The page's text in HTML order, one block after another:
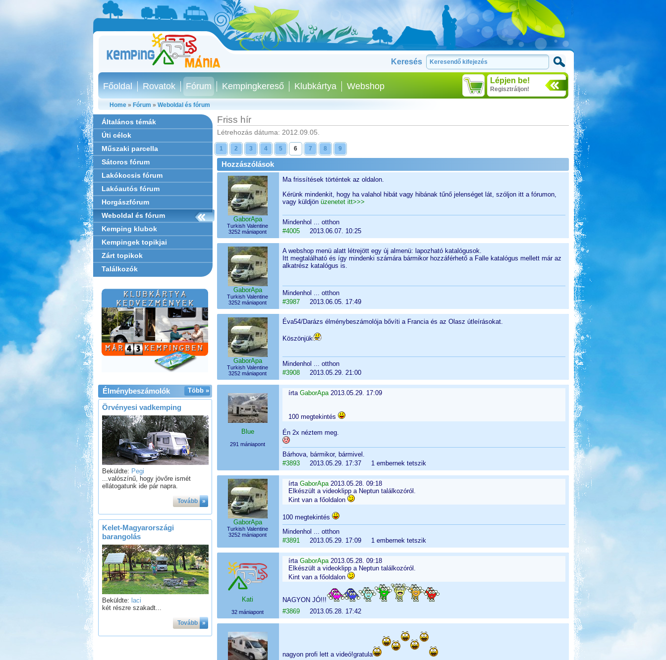
Keresés
Lépjen be!
Regisztráljon!
Főoldal Rovatok Fórum Kempingkereső Klubkártya Webshop
Home» Fórum » Weboldal és fórum
Általános témák
Úti célok
Műszaki parcella
Sátoros fórum
Lakókocsis fórum
Lakóautós fórum
Horgászfórum
Weboldal és fórum
Kemping klubok
Kempingek topikjai
Zárt topikok
Találkozók
Több »
Élménybeszámolók
Örvényesi vadkemping
Beküldte: Pegi
...valószínű, hogy jövőre ismét
ellátogatunk ide pár napra.
Tovább »
Kelet-Magyarországi
barangolás
Beküldte: laci
két részre szakadt...
Tovább »
Friss hír
Létrehozás dátuma: 2012.09.05.
1 2 3 4 5 6 7 8 9
Hozzászólások
GaborApa
Turkish Valentine
3252 mániapont
Ma frissítések történtek az oldalon.
Kérünk mindenkit, hogy ha valahol hibát vagy hibának tűnő jelenséget lát, szóljon itt a fórumon,
vagy küldjön üzenetet itt>>>
Mindenhol ... otthon
#40052013.06.07. 10:25
GaborApa
Turkish Valentine
3252 mániapont
A webshop menü alatt létrejött egy új almenü: lapozható katalógusok.
Itt megtalálható és így mindenki számára bármikor hozzáférhető a Falle katalógus mellett már az
alkatrész katalógus is.
Mindenhol ... otthon
#39872013.06.05. 17:49
GaborApa
Turkish Valentine
3252 mániapont
Éva54/Darázs élménybeszámolója bővíti a Francia és az Olasz útleírásokat.
Köszönjük
Mindenhol ... otthon
#39082013.05.29. 21:00
Blue
291 mániapont
írta GaborApa2013.05.29. 17:09
100 megtekintés
Én 2x néztem meg.
Bárhova, bármikor, bármivel.
#38932013.05.29. 17:37 1 embernek tetszik
GaborApa
Turkish Valentine
3252 mániapont
írta GaborApa2013.05.28. 09:18
Elkészült a videoklipp a Neptun találkozóról.
Kint van a főoldalon
100 megtekintés
Mindenhol ... otthon
#38912013.05.29. 17:09 1 embernek tetszik
Kati
32 mániapont
írta GaborApa2013.05.28. 09:18
Elkészült a videoklipp a Neptun találkozóról.
Kint van a főoldalon
NAGYON JÓ!!!
#38692013.05.28. 17:42
nagyon profi lett a videó!gratula